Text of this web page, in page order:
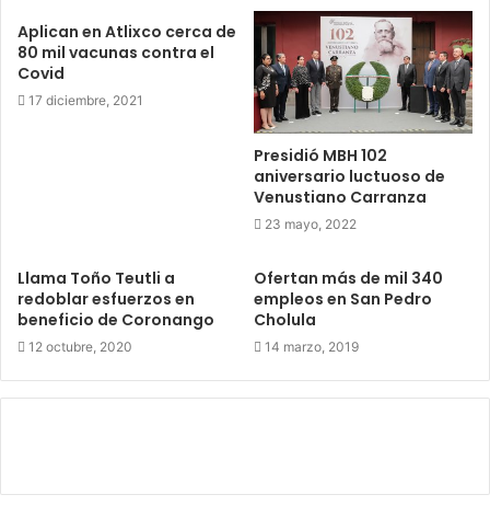
Aplican en Atlixco cerca de
80 mil vacunas contra el
Covid
17 diciembre, 2021
Presidió MBH 102
aniversario luctuoso de
Venustiano Carranza
23 mayo, 2022
Llama Toño Teutli a
redoblar esfuerzos en
beneficio de Coronango
12 octubre, 2020
Ofertan más de mil 340
empleos en San Pedro
Cholula
14 marzo, 2019